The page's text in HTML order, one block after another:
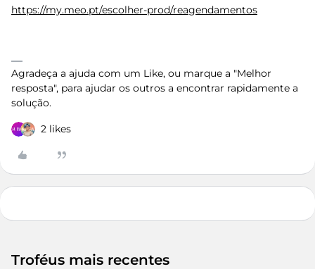
https://my.meo.pt/escolher-prod/reagendamentos
Agradeça a ajuda com um Like, ou marque a "Melhor
resposta", para ajudar os outros a encontrar rapidamente a
solução.
2 likes
Troféus mais recentes